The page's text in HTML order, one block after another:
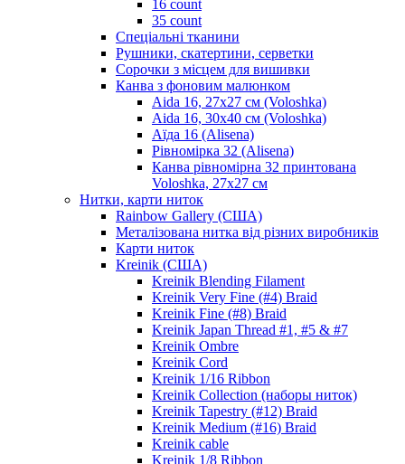
16 count
35 count
Спеціальні тканини
Рушники, скатертини, серветки
Сорочки з місцем для вишивки
Канва з фоновим малюнком
Aida 16, 27х27 см (Voloshka)
Aida 16, 30х40 см (Voloshka)
Аїда 16 (Alisena)
Рівномірка 32 (Alisena)
Канва рівномірна 32 принтована
Voloshka, 27х27 см
Нитки, карти ниток
Rainbow Gallery (США)
Металізована нитка від різних виробників
Карти ниток
Kreinik (США)
Kreinik Blending Filament
Kreinik Very Fine (#4) Braid
Kreinik Fine (#8) Braid
Kreinik Japan Thread #1, #5 & #7
Kreinik Ombre
Kreinik Cord
Kreinik 1/16 Ribbon
Kreinik Collection (наборы ниток)
Kreinik Tapestry (#12) Braid
Kreinik Medium (#16) Braid
Kreinik cable
Kreinik 1/8 Ribbon